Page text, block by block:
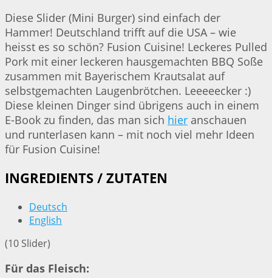
Diese Slider (Mini Burger) sind einfach der
Hammer! Deutschland trifft auf die USA – wie
heisst es so schön? Fusion Cuisine! Leckeres Pulled
Pork mit einer leckeren hausgemachten BBQ Soße
zusammen mit Bayerischem Krautsalat auf
selbstgemachten Laugenbrötchen. Leeeeecker :)
Diese kleinen Dinger sind übrigens auch in einem
E-Book zu finden, das man sich hier anschauen
und runterlasen kann – mit noch viel mehr Ideen
für Fusion Cuisine!
INGREDIENTS / ZUTATEN
Deutsch
English
(10 Slider)
Für das Fleisch: